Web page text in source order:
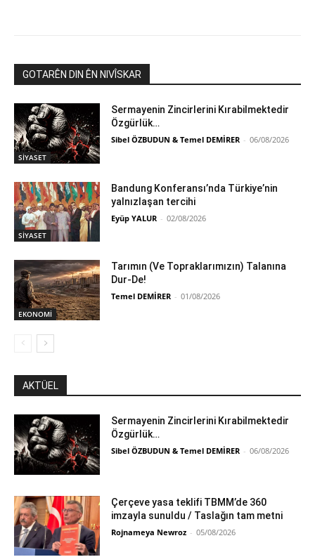
GOTARÊN DIN ÊN NIVÎSKAR
SİYASET
Sermayenin Zincirlerini Kırabilmektedir
Özgürlük…
Sibel ÖZBUDUN & Temel DEMİRER - 06/08/2026
SİYASET
Bandung Konferansı’nda Türkiye’nin
yalnızlaşan tercihi
Eyüp YALUR - 02/08/2026
EKONOMİ
Tarımın (Ve Topraklarımızın) Talanına
Dur-De!
Temel DEMİRER - 01/08/2026
AKTÜEL
Sermayenin Zincirlerini Kırabilmektedir
Özgürlük…
Sibel ÖZBUDUN & Temel DEMİRER - 06/08/2026
Çerçeve yasa teklifi TBMM’de 360
imzayla sunuldu / Taslağın tam metni
Rojnameya Newroz - 05/08/2026